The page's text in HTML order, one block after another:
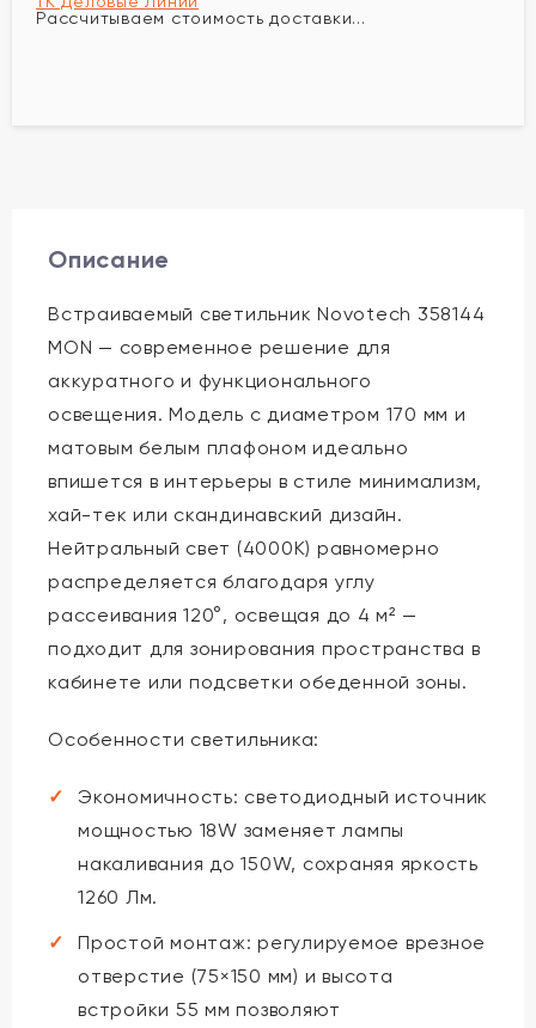
Рассчитываем стоимость доставки...
Описание
Встраиваемый светильник Novotech 358144
MON — современное решение для
аккуратного и функционального
освещения. Модель с диаметром 170 мм и
матовым белым плафоном идеально
впишется в интерьеры в стиле минимализм,
хай-тек или скандинавский дизайн.
Нейтральный свет (4000K) равномерно
распределяется благодаря углу
рассеивания 120°, освещая до 4 м² —
подходит для зонирования пространства в
кабинете или подсветки обеденной зоны.
Особенности светильника:
Экономичность: светодиодный источник
мощностью 18W заменяет лампы
накаливания до 150W, сохраняя яркость
1260 Лм.
Простой монтаж: регулируемое врезное
отверстие (75×150 мм) и высота
встройки 55 мм позволяют